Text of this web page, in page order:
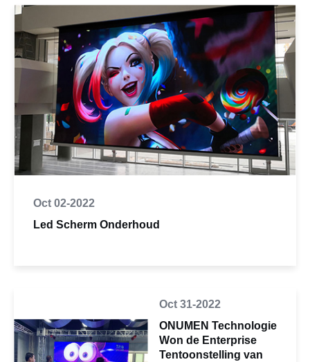
Oct 02-2022
Led Scherm Onderhoud
Oct 31-2022
ONUMEN Technologie
Won de Enterprise
Tentoonstelling van